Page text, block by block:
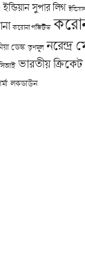
ইন্ডিয়ান সুপার লিগ
করোনা পজিটিভ
ডেস্ক তৃণমূল নরেন্দ্র
ভারতীয়
লকডাউন